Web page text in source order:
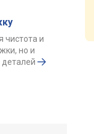
чистота и
но и
деталей